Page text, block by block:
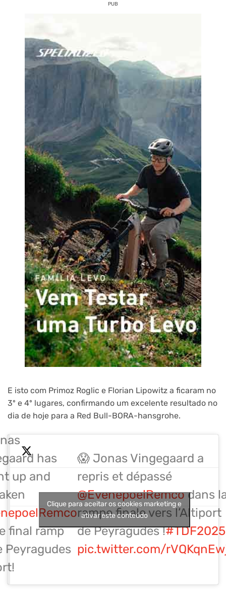
PUB
E isto com Primoz Roglic e Florian Lipowitz a ficaram no
3º e 4º lugares, confirmando um excelente resultado no
dia de hoje para a Red Bull-BORA-hansgrohe.
has
up and
final ramp
Peyragudes
😱 Jonas Vingegaard a
repris et dépassé
@EvenepoelRemcodans
rampe finale vers l’Altiport
de Peyragudes !#TDF2025
pic.twitter.com/
Clique para aceitar os cookies marketing e
ativar este conteúdo